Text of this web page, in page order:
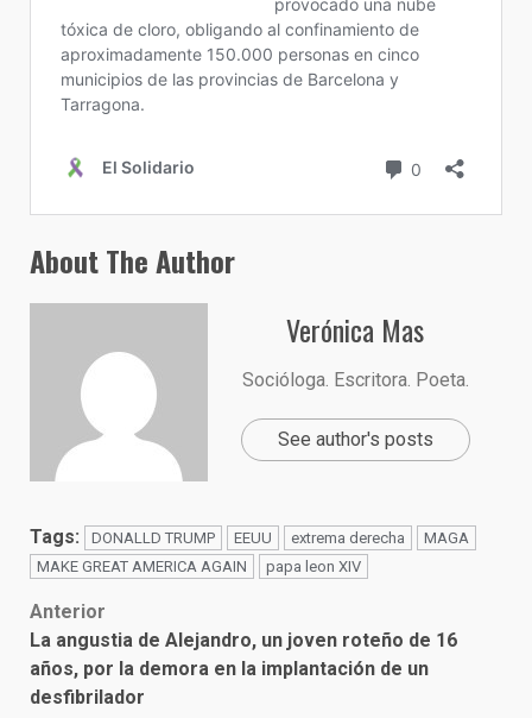
About The Author
Verónica Mas
Socióloga. Escritora. Poeta.
See author's posts
Tags: DONALLD TRUMP EEUU extrema derecha
MAGA
MAKE GREAT AMERICA AGAIN
papa leon XIV
Post
navigation
Anterior
La angustia de Alejandro, un joven roteño de 16
años, por la demora en la implantación de un
desfibrilador